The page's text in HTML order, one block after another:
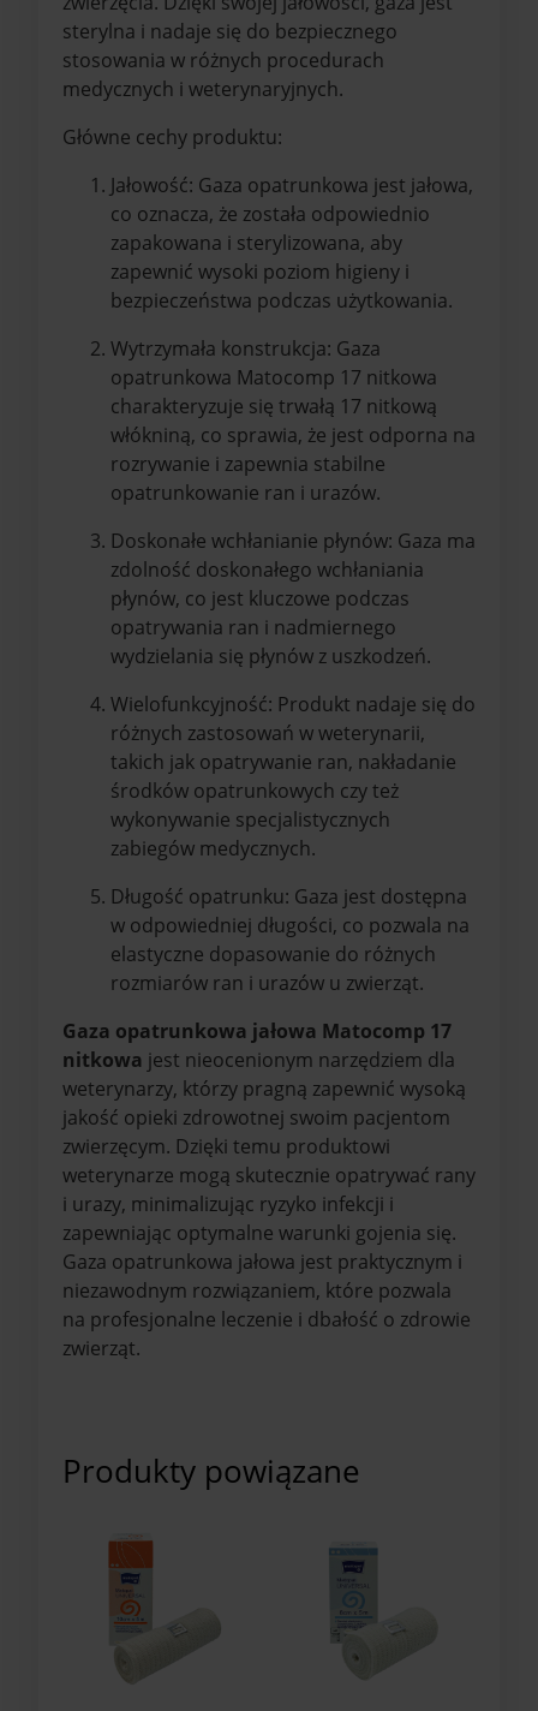
sterylna i nadaje się do bezpiecznego
stosowania w różnych procedurach
medycznych i weterynaryjnych.
Główne cechy produktu:
Jałowość: Gaza opatrunkowa jest jałowa,
co oznacza, że została odpowiednio
zapakowana i sterylizowana, aby
zapewnić wysoki poziom higieny i
bezpieczeństwa podczas użytkowania.
Wytrzymała konstrukcja: Gaza
opatrunkowa Matocomp 17 nitkowa
charakteryzuje się trwałą 17 nitkową
włókniną, co sprawia, że jest odporna na
rozrywanie i zapewnia stabilne
opatrunkowanie ran i urazów.
Doskonałe wchłanianie płynów: Gaza ma
zdolność doskonałego wchłaniania
płynów, co jest kluczowe podczas
opatrywania ran i nadmiernego
wydzielania się płynów z uszkodzeń.
Wielofunkcyjność: Produkt nadaje się do
różnych zastosowań w weterynarii,
takich jak opatrywanie ran, nakładanie
środków opatrunkowych czy też
wykonywanie specjalistycznych
zabiegów medycznych.
Długość opatrunku: Gaza jest dostępna
w odpowiedniej długości, co pozwala na
elastyczne dopasowanie do różnych
rozmiarów ran i urazów u zwierząt.
Gaza opatrunkowa jałowa Matocomp 17
nitkowa jest nieocenionym narzędziem dla
weterynarzy, którzy pragną zapewnić wysoką
jakość opieki zdrowotnej swoim pacjentom
zwierzęcym. Dzięki temu produktowi
weterynarze mogą skutecznie opatrywać rany
i urazy, minimalizując ryzyko infekcji i
zapewniając optymalne warunki gojenia się.
Gaza opatrunkowa jałowa jest praktycznym i
niezawodnym rozwiązaniem, które pozwala
na profesjonalne leczenie i dbałość o zdrowie
zwierząt.
Produkty powiązane